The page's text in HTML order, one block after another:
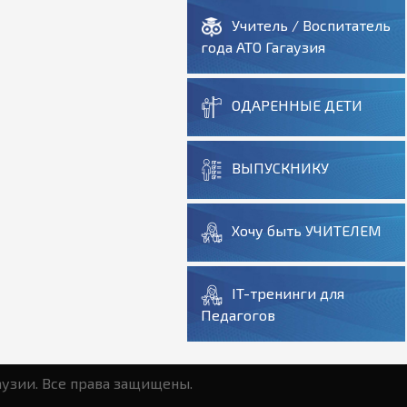
Учитель / Воспитатель
года АТО Гагаузия
ОДАРЕННЫЕ ДЕТИ
ВЫПУСКНИКУ
Хочу быть УЧИТЕЛЕМ
IT-тренинги для
Педагогов
Все права защищены.